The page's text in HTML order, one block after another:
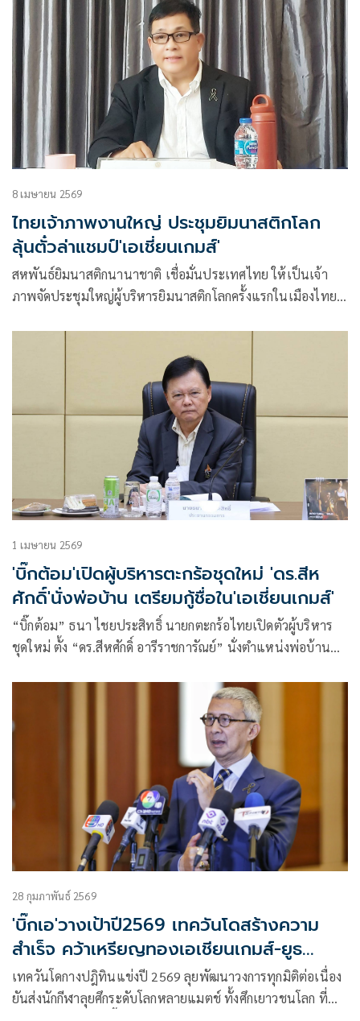
ไทยจะต้องกู้ศักดิ์ศรีกลับมาหลังจากผลงานที่ไม่เป็นไปตามคาดใน
ซีเกมส์ครั้งก่อน และทวงคืนเหรียญทองกลับมาให้ได้
8 เมษายน 2569
ไทยเจ้าภาพงานใหญ่ ประชุมยิมนาสติกโลก
ลุ้นตั๋วล่าแชมป์'เอเชี่ยนเกมส์'
สหพันธ์ยิมนาสติกนานาชาติ เชื่อมั่นประเทศไทย ให้เป็นเจ้า
ภาพจัดประชุมใหญ่ผู้บริหารยิมนาสติกโลกครั้งแรกในเมืองไทย
ชิมลางชิงแชมป์เอเชีย มั่นใจคว้าตั๋วแข่งขันเอเชี่ยนเกมส์ ที่
1 เมษายน 2569
'บิ๊กต้อม'เปิดผู้บริหารตะกร้อชุดใหม่​ 'ดร.สีห
ศักดิ์​'นั่งพ่อบ้าน​ เตรียมกู้ชื่อใน'เอเชี่ยน​เกมส์​'
“บิ๊กต้อม” ธนา​ ไชยประสิทธิ์​ นายกตะกร้อไทยเปิดตัวผู้บริหาร
ชุดใหม่​ ตั้ง​ “ดร.สีหศักดิ์​ อารี​ราช​การัณย์​” นั่งตำแหน่งพ่อบ้าน​
มาเลเซีย​ ใน้ดือนพฤษภาคม​ และกีฬา​เอเชี่ยน​เกมส์​ ครั้งที่​ 20​ ที่
เมืองนาโกย่า​ ประเทศญี่ปุ่น​ เน้นตะกร้อทีมชายต้องกู้ศักดิ์ศรีคว้า
แชมป์กลับมาให้ได้​
28 กุมภาพันธ์ 2569
'บิ๊กเอ'วางเป้าปี2569 เทควันโดสร้างความ
สำเร็จ คว้าเหรียญทองเอเชียนเกมส์-ยูธ
โอลิมปิก
เทควันโดกางปฎิทินแข่งปี 2569 ลุยพัฒนาวงการทุกมิติต่อเนื่อง
ยันส่งนักกีฬาลุยศึกระดับโลกหลายแมตช์ ทั้งศึกเยาวชนโลก ที่